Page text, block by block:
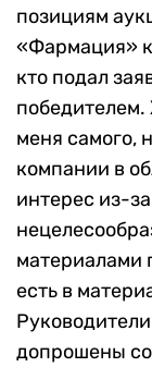
позициям
«Фармация»
кто подал
победителем.
меня самого,
компании в
интерес из-
материалами
есть в
допрошены